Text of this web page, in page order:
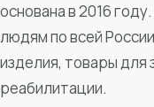
основана в 2016
людям по всей
изделия, товары для
реабилитации.